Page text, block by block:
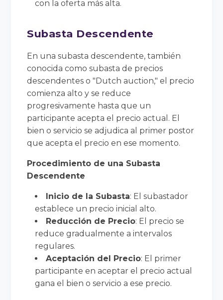
con la oferta más alta.
Subasta Descendente
En una subasta descendente, también
conocida como subasta de precios
descendentes o "Dutch auction," el precio
comienza alto y se reduce
progresivamente hasta que un
participante acepta el precio actual. El
bien o servicio se adjudica al primer postor
que acepta el precio en ese momento.
Procedimiento de una Subasta
Descendente
Inicio de la Subasta: El subastador
establece un precio inicial alto.
Reducción de Precio: El precio se
reduce gradualmente a intervalos
regulares.
Aceptación del Precio: El primer
participante en aceptar el precio actual
gana el bien o servicio a ese precio.